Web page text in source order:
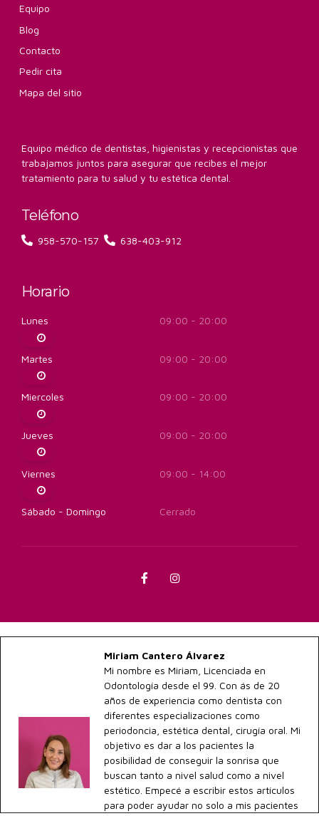
Equipo
Blog
Contacto
Pedir cita
Mapa del sitio
Equipo médico de dentistas, higienistas y recepcionistas que
trabajamos juntos para asegurar que recibes el mejor
tratamiento para tu salud y tu estética dental.
Teléfono
958-570-157 638-403-912
Horario
Lunes 09:00 - 20:00
Martes 09:00 - 20:00
Miercoles 09:00 - 20:00
Jueves 09:00 - 20:00
Viernes 09:00 - 14:00
Sábado - Domingo Cerrado
Miriam Cantero Álvarez
Mi nombre es Miriam, Licenciada en
Odontología desde el 99. Con ás de 20
años de experiencia como dentista con
diferentes especializaciones como
periodoncia, estética dental, cirugía oral. Mi
objetivo es dar a los pacientes la
posibilidad de conseguir la sonrisa que
buscan tanto a nivel salud como a nivel
estético. Empecé a escribir estos artículos
para poder ayudar no solo a mis pacientes